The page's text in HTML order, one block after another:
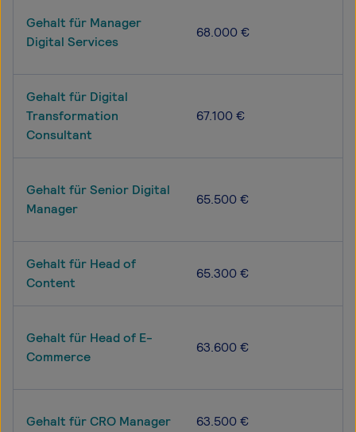
Gehalt für Manager
Digital Services
68.000 €
Gehalt für Digital
Transformation
Consultant
67.100 €
Gehalt für Senior Digital
Manager
65.500 €
Gehalt für Head of
Content
65.300 €
Gehalt für Head of E-
Commerce
63.600 €
Gehalt für CRO Manager 63.500 €